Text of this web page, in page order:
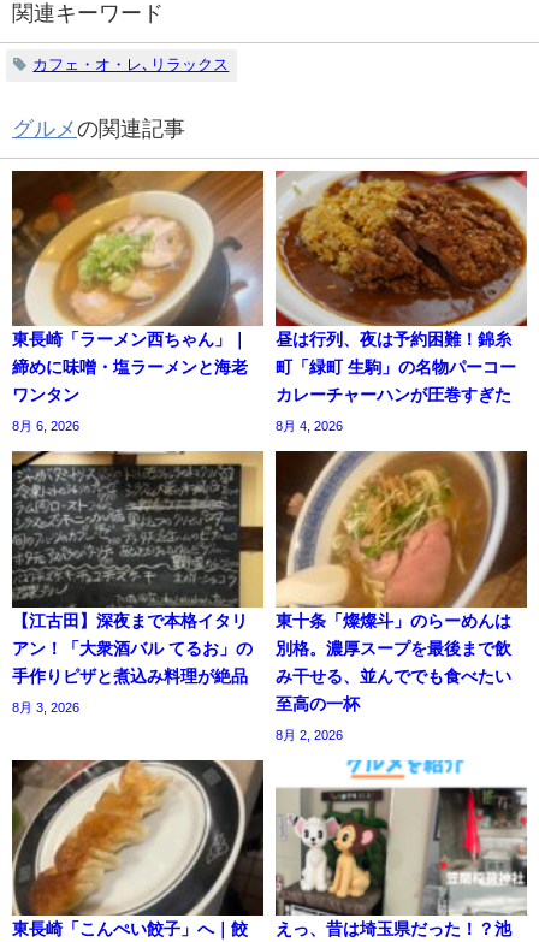
関連キーワード
カフェ・オ・レ､リラックス
グルメの関連記事
東長崎「ラーメン西ちゃん」｜
締めに味噌・塩ラーメンと海老
ワンタン
8月 6, 2026
昼は行列、夜は予約困難！錦糸
町「緑町 生駒」の名物パーコー
カレーチャーハンが圧巻すぎた
8月 4, 2026
【江古田】深夜まで本格イタリ
アン！「大衆酒バル てるお」の
手作りピザと煮込み料理が絶品
8月 3, 2026
東十条「燦燦斗」のらーめんは
別格。濃厚スープを最後まで飲
み干せる、並んででも食べたい
至高の一杯
8月 2, 2026
東長崎「こんぺい餃子」へ｜餃
えっ、昔は埼玉県だった！？池